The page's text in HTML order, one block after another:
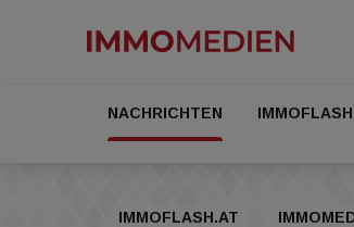
NACHRICHTEN IMMOFLASH
IMMOFLASH.AT